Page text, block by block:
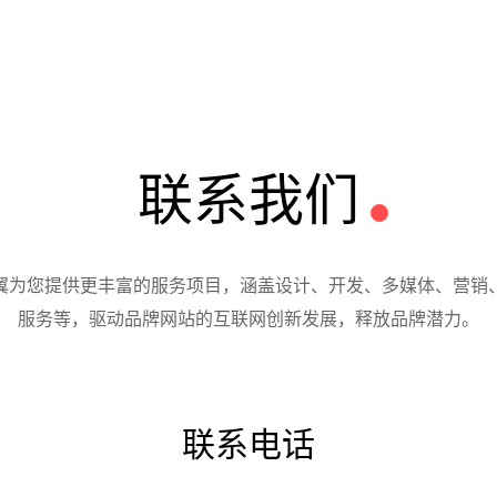
联系我们
为您提供更丰富的服务项目，涵盖设计、开发、多媒体、营销
服务等，驱动品牌网站的互联网创新发展，释放品牌潜力。
联系电话